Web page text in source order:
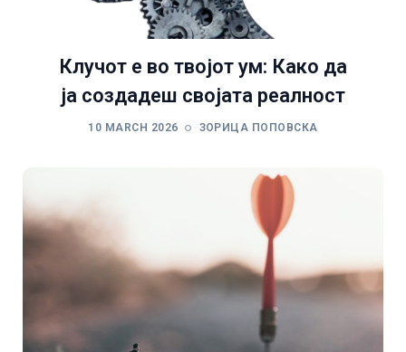
Клучот е во твојот ум: Како да
ја создадеш својата реалност
10 MARCH 2026 ЗОРИЦА ПОПОВСКА